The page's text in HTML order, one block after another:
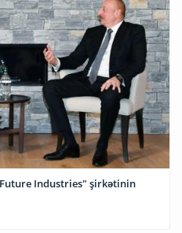
Industries" şirkətinin